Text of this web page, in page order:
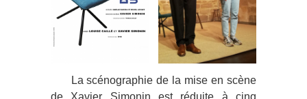
La scénographie de la mise en scène